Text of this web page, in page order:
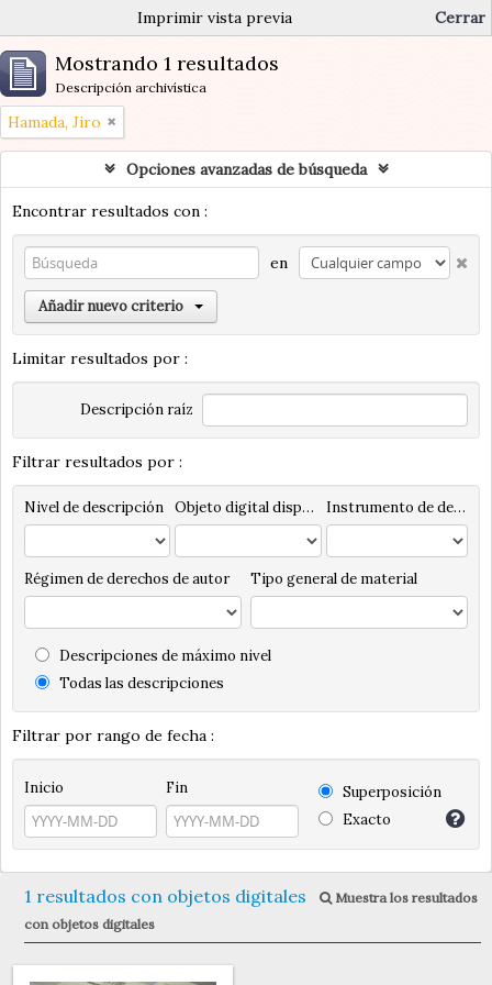
Imprimir vista previa Cerrar
Mostrando 1 resultados
Descripción archivística
Hamada, Jiro
Opciones avanzadas de búsqueda
Encontrar resultados con :
en
Añadir nuevo criterio
Limitar resultados por :
Descripción raíz
Filtrar resultados por :
Nivel de descripción Objeto digital disponibles Instrumento de descripción
Régimen de derechos de autor Tipo general de material
Descripciones de máximo nivel
Todas las descripciones
Filtrar por rango de fecha :
Inicio Fin
Superposición
Exacto
1 resultados con objetos digitales
Muestra los resultados
con objetos digitales